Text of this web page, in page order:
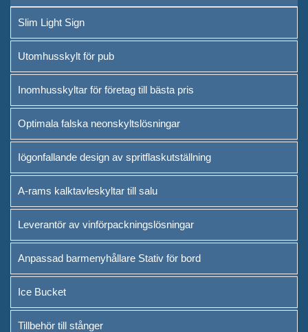
Slim Light Sign
Utomhusskylt för pub
Inomhusskyltar för företag till bästa pris
Optimala falska neonskyltslösningar
Iögonfallande design av spritflaskutställning
A-rams kalktavleskyltar till salu
Leverantör av vinförpackningslösningar
Anpassad barmenyhållare Stativ för bord
Ice Bucket
Tillbehör till stånger